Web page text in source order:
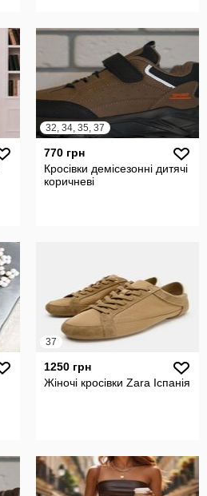
32, 34, 35, 37
770 грн
Кросівки демісезонні дитячі
коричневі
37
1250 грн
Жіночі кросівки Zara Іспанія